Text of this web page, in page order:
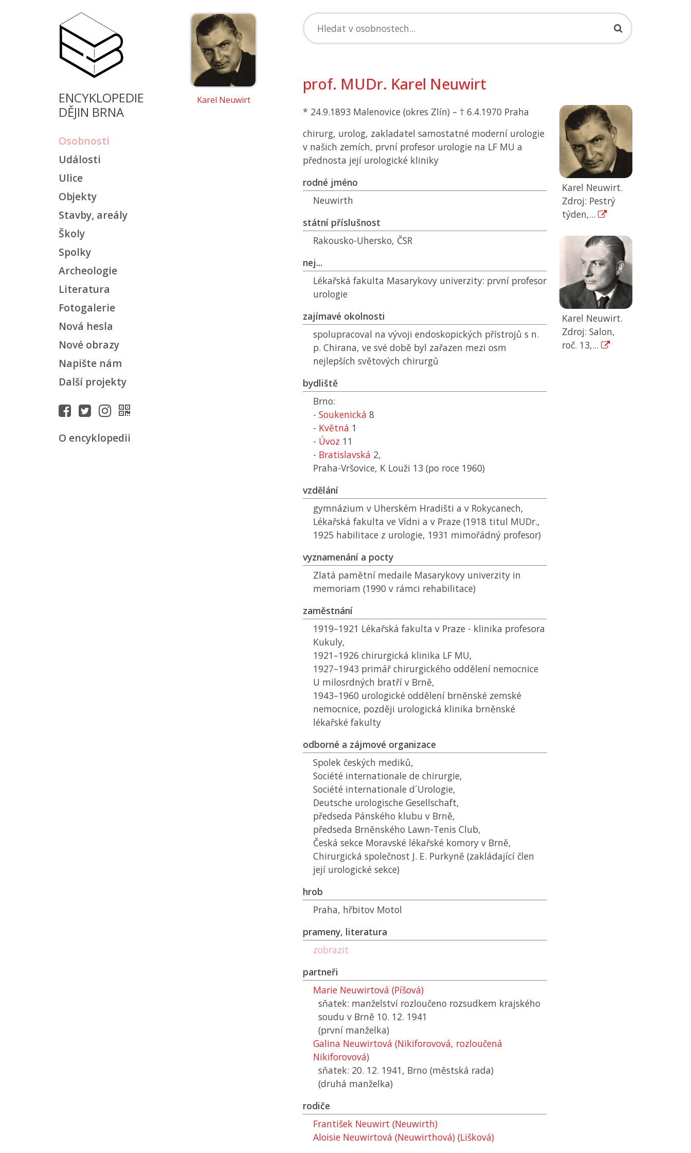
ENCYKLOPEDIE
DĚJIN BRNA
Osobnosti
Události
Ulice
Objekty
Stavby, areály
Školy
Spolky
Archeologie
Literatura
Fotogalerie
Nová hesla
Nové obrazy
Napište nám
Další projekty
O encyklopedii
Karel Neuwirt
prof. MUDr. Karel Neuwirt
* 24.9.1893 Malenovice (okres Zlín) – † 6.4.1970 Praha
chirurg, urolog, zakladatel samostatné moderní urologie
v našich zemích, první profesor urologie na LF MU a
přednosta její urologické kliniky
rodné jméno
Neuwirth
státní příslušnost
Rakousko-Uhersko, ČSR
nej...
Lékařská fakulta Masarykovy univerzity: první profesor
urologie
zajímavé okolnosti
spolupracoval na vývoji endoskopických přístrojů s n.
p. Chirana, ve své době byl zařazen mezi osm
nejlepších světových chirurgů
bydliště
Brno:
- Soukenická 8
- Květná 1
- Úvoz 11
- Bratislavská 2,
Praha-Vršovice, K Louži 13 (po roce 1960)
vzdělání
gymnázium v Uherském Hradišti a v Rokycanech,
Lékařská fakulta ve Vídni a v Praze (1918 titul MUDr.,
1925 habilitace z urologie, 1931 mimořádný profesor)
vyznamenání a pocty
Zlatá pamětní medaile Masarykovy univerzity in
memoriam (1990 v rámci rehabilitace)
zaměstnání
1919–1921 Lékařská fakulta v Praze - klinika profesora
Kukuly,
1921–1926 chirurgická klinika LF MU,
1927–1943 primář chirurgického oddělení nemocnice
U milosrdných bratří v Brně,
1943–1960 urologické oddělení brněnské zemské
nemocnice, později urologická klinika brněnské
lékařské fakulty
odborné a zájmové organizace
Spolek českých mediků,
Société internationale de chirurgie,
Société internationale d´Urologie,
Deutsche urologische Gesellschaft,
předseda Pánského klubu v Brně,
předseda Brněnského Lawn-Tenis Club,
Česká sekce Moravské lékařské komory v Brně,
Chirurgická společnost J. E. Purkyně (zakládající člen
její urologické sekce)
hrob
Praha, hřbitov Motol
prameny, literatura
zobrazit
partneři
Marie Neuwirtová (Píšová)
sňatek: manželství rozloučeno rozsudkem krajského
soudu v Brně 10. 12. 1941
(první manželka)
Galina Neuwirtová (Nikiforovová, rozloučená
Nikiforovová)
sňatek: 20. 12. 1941, Brno (městská rada)
(druhá manželka)
rodiče
František Neuwirt (Neuwirth)
Aloisie Neuwirtová (Neuwirthová) (Lišková)
Karel Neuwirt.
Zdroj: Pestrý
týden,...
Karel Neuwirt.
Zdroj: Salon,
roč. 13,...